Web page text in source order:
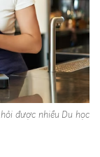
được nhiều Du học